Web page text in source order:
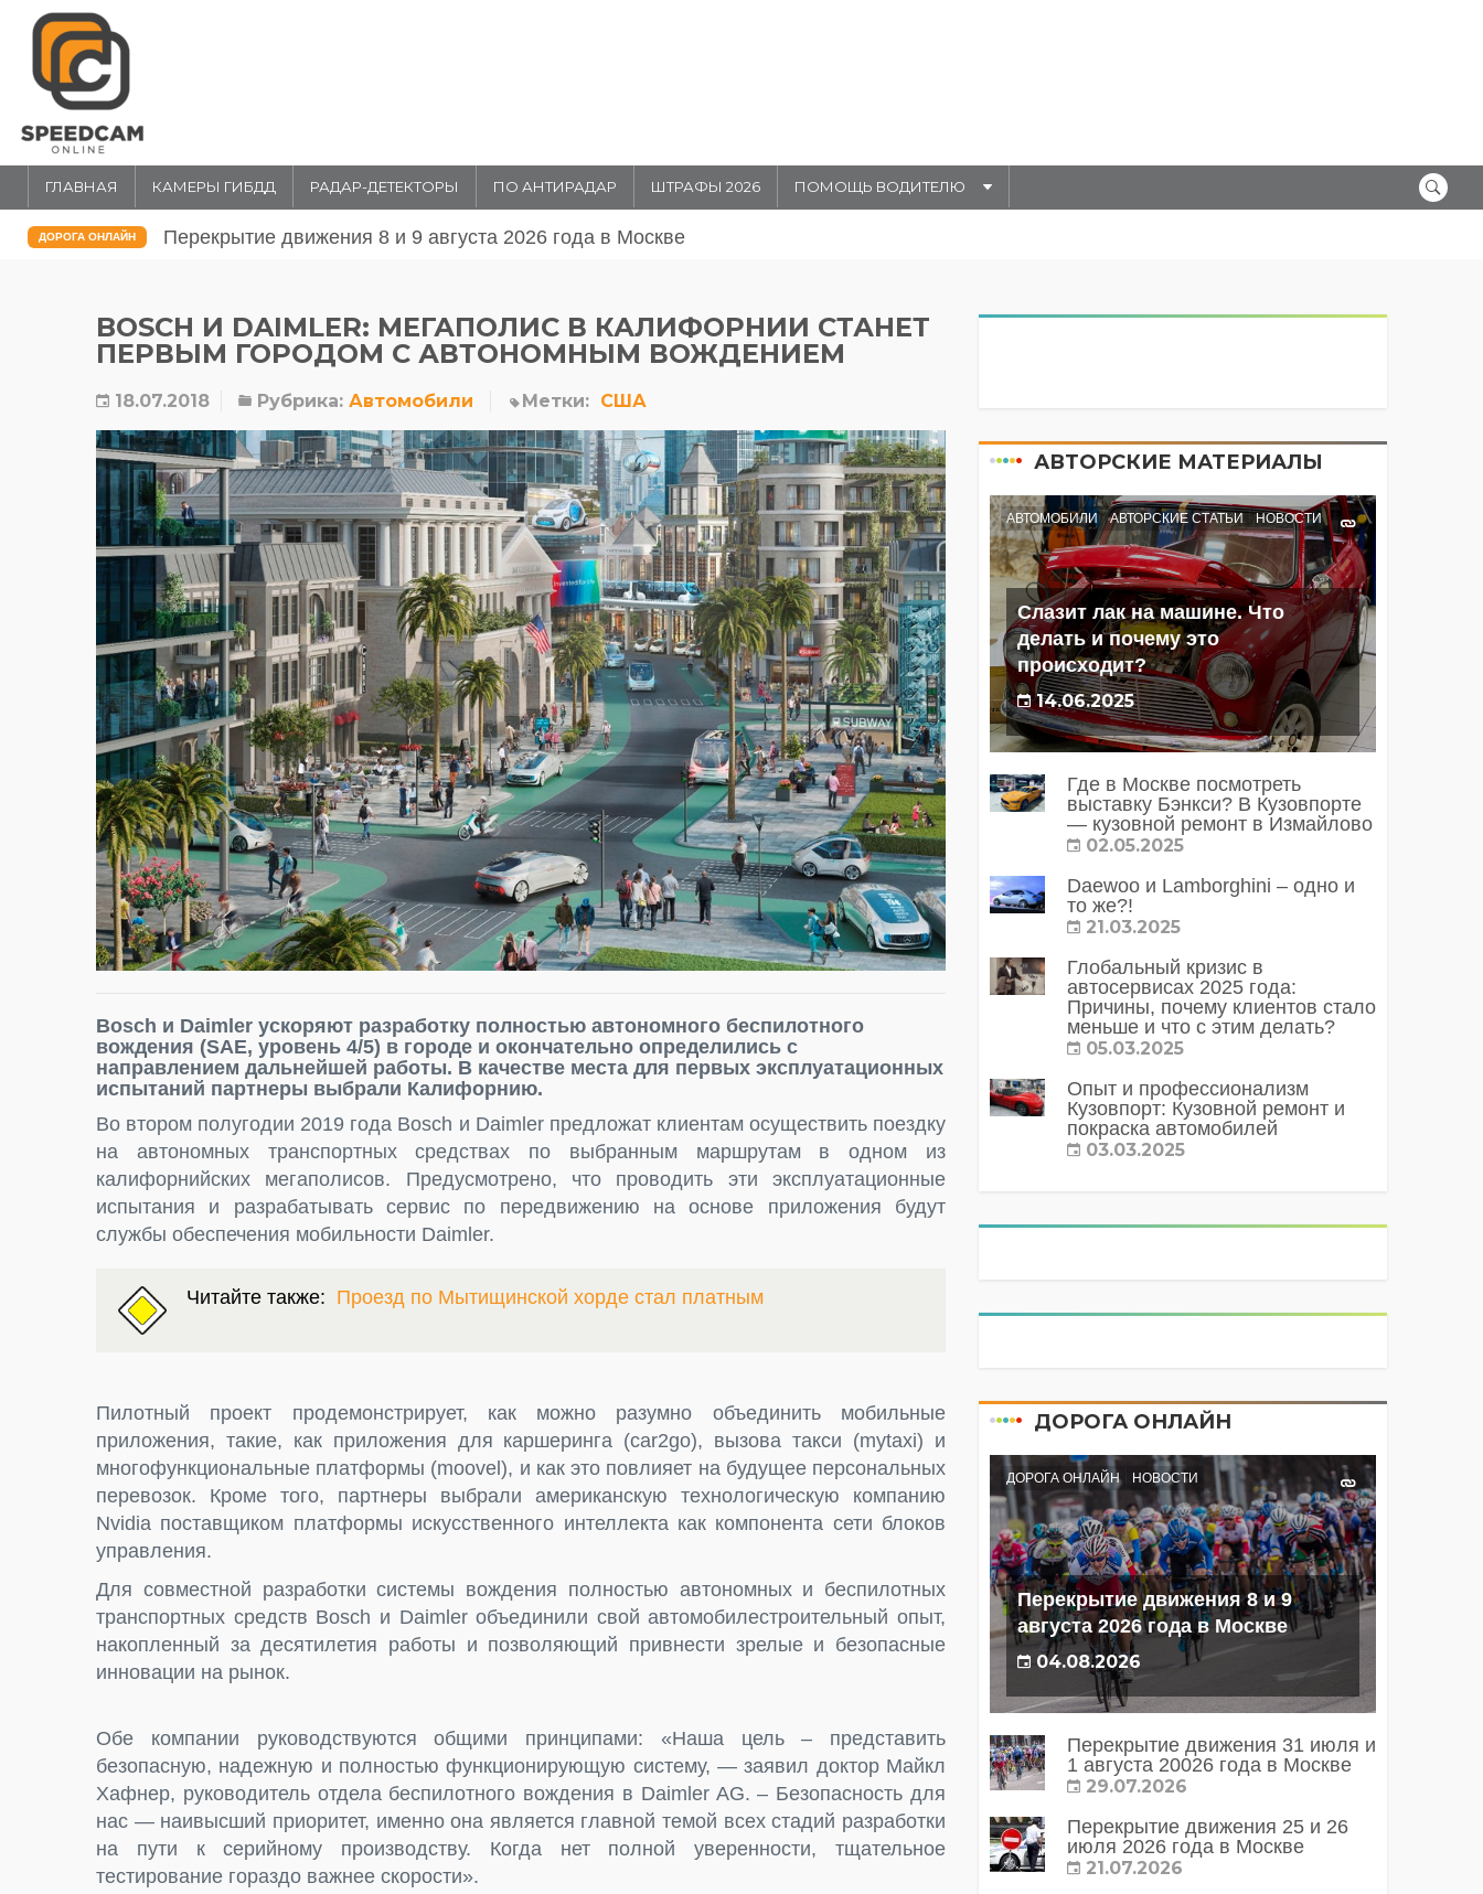
ГЛАВНАЯ КАМЕРЫ ГИБДД РАДАР-ДЕТЕКТОРЫ ПО АНТИРАДАР ШТРАФЫ 2026 ПОМОЩЬ ВОДИТЕЛЮ
ДОРОГА ОНЛАЙН Перекрытие движения 31 июля и 1 августа 20026 года в Москве
BOSCH И DAIMLER: МЕГАПОЛИС В КАЛИФОРНИИ СТАНЕТ
ПЕРВЫМ ГОРОДОМ С АВТОНОМНЫМ ВОЖДЕНИЕМ
18.07.2018 Рубрика: Автомобили Метки: США
Bosch и Daimler ускоряют разработку полностью автономного беспилотного
вождения (SAE, уровень 4/5) в городе и окончательно определились с
направлением дальнейшей работы. В качестве места для первых эксплуатационных
испытаний партнеры выбрали Калифорнию.
Во втором полугодии 2019 года Bosch и Daimler предложат клиентам осуществить поездку
на автономных транспортных средствах по выбранным маршрутам в одном из
калифорнийских мегаполисов. Предусмотрено, что проводить эти эксплуатационные
испытания и разрабатывать сервис по передвижению на основе приложения будут
службы обеспечения мобильности Daimler.
Читайте также: Проезд по Мытищинской хорде стал платным
Пилотный проект продемонстрирует, как можно разумно объединить мобильные
приложения, такие, как приложения для каршеринга (car2go), вызова такси (mytaxi) и
многофункциональные платформы (moovel), и как это повлияет на будущее персональных
перевозок. Кроме того, партнеры выбрали американскую технологическую компанию
Nvidia поставщиком платформы искусственного интеллекта как компонента сети блоков
управления.
Для совместной разработки системы вождения полностью автономных и беспилотных
транспортных средств Bosch и Daimler объединили свой автомобилестроительный опыт,
накопленный за десятилетия работы и позволяющий привнести зрелые и безопасные
инновации на рынок.
Обе компании руководствуются общими принципами: «Наша цель – представить
безопасную, надежную и полностью функционирующую систему, — заявил доктор Майкл
Хафнер, руководитель отдела беспилотного вождения в Daimler AG. – Безопасность для
нас — наивысший приоритет, именно она является главной темой всех стадий разработки
на пути к серийному производству. Когда нет полной уверенности, тщательное
тестирование гораздо важнее скорости».
АВТОРСКИЕ МАТЕРИАЛЫ
АВТОМОБИЛИ АВТОРСКИЕ СТАТЬИ НОВОСТИ
Слазит лак на машине. Что
делать и почему это
происходит?
14.06.2025
Где в Москве посмотреть
выставку Бэнкси? В Кузовпорте
— кузовной ремонт в Измайлово
02.05.2025
Daewoo и Lamborghini – одно и
то же?!
21.03.2025
Глобальный кризис в
автосервисах 2025 года:
Причины, почему клиентов стало
меньше и что с этим делать?
05.03.2025
Опыт и профессионализм
Кузовпорт: Кузовной ремонт и
покраска автомобилей
03.03.2025
ДОРОГА ОНЛАЙН
ДОРОГА ОНЛАЙН НОВОСТИ
Перекрытие движения 8 и 9
августа 2026 года в Москве
04.08.2026
Перекрытие движения 31 июля и
1 августа 20026 года в Москве
29.07.2026
Перекрытие движения 25 и 26
июля 2026 года в Москве
21.07.2026